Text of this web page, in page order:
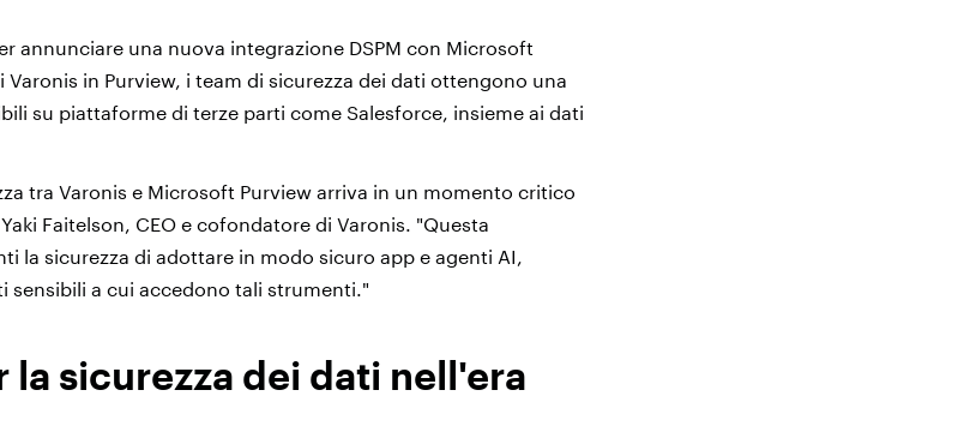
annunciare una nuova integrazione DSPM con Microsoft
in Purview, i team di sicurezza dei dati ottengono una
su piattaforme di terze parti come Salesforce, insieme ai dati
tra Varonis e Microsoft Purview arriva in un momento critico
Faitelson, CEO e cofondatore di Varonis. "Questa
la sicurezza di adottare in modo sicuro app e agenti AI,
sensibili a cui accedono tali strumenti."
la sicurezza dei dati nell'era